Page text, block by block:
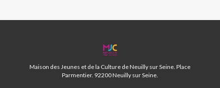
MJC
NEUILLY
92
Maison des Jeunes et de la Culture de Neuilly sur Seine. Place
Parmentier. 92200 Neuilly sur Seine.